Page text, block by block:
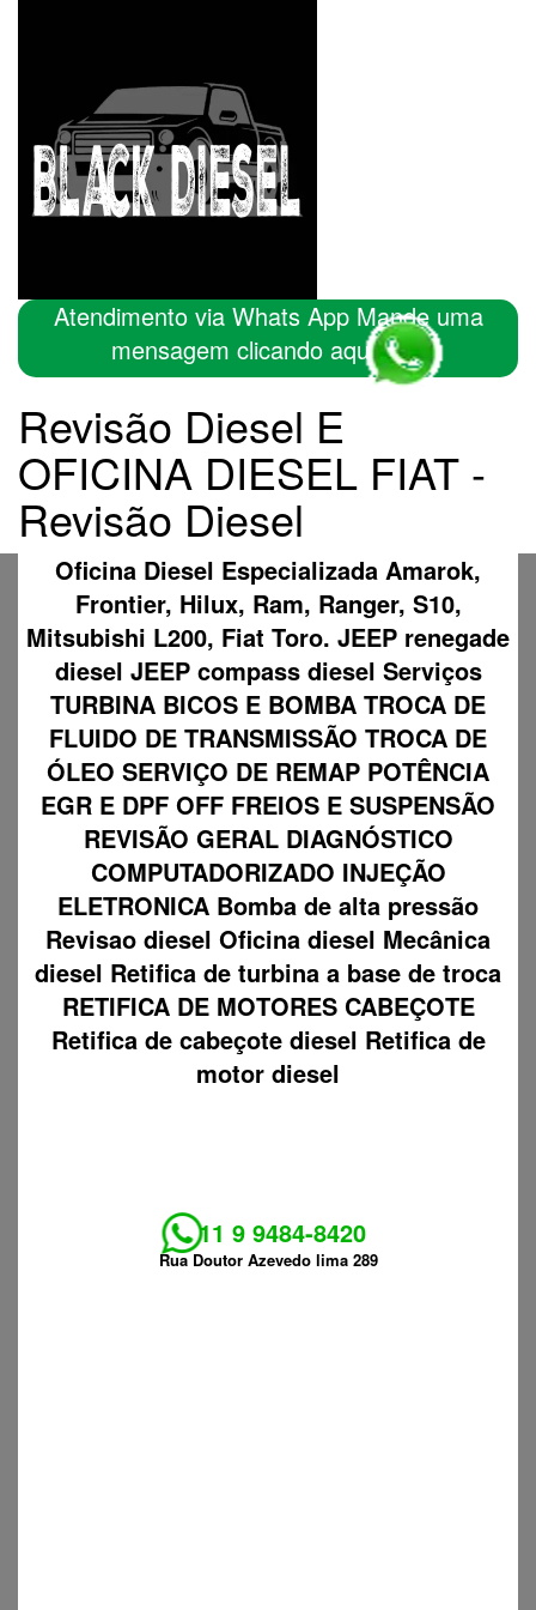
Atendimento via Whats App Mande uma
mensagem clicando aqui
Revisão Diesel E
OFICINA DIESEL FIAT -
Revisão Diesel
Oficina Diesel Especializada Amarok,
Frontier, Hilux, Ram, Ranger, S10,
Mitsubishi L200, Fiat Toro. JEEP renegade
diesel JEEP compass diesel Serviços
TURBINA BICOS E BOMBA TROCA DE
FLUIDO DE TRANSMISSÃO TROCA DE
ÓLEO SERVIÇO DE REMAP POTÊNCIA
EGR E DPF OFF FREIOS E SUSPENSÃO
REVISÃO GERAL DIAGNÓSTICO
COMPUTADORIZADO INJEÇÃO
ELETRONICA Bomba de alta pressão
Revisao diesel Oficina diesel Mecânica
diesel Retifica de turbina a base de troca
RETIFICA DE MOTORES CABEÇOTE
Retifica de cabeçote diesel Retifica de
motor diesel
11 9 9484-8420
Rua Doutor Azevedo lima 289